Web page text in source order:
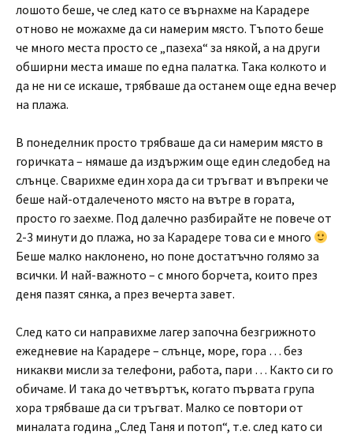
лошото беше, че след като се върнахме на Карадере
отново не можахме да си намерим място. Тъпото беше
че много места просто се „пазеха“ за някой, а на други
обширни места имаше по една палатка. Така колкото и
да не ни се искаше, трябваше да останем още една вечер
на плажа.
В понеделник просто трябваше да си намерим място в
горичката – нямаше да издържим още един следобед на
слънце. Сварихме един хора да си тръгват и въпреки че
беше най-отдалеченото място на вътре в гората,
просто го заехме. Под далечно разбирайте не повече от
2-3 минути до плажа, но за Карадере това си е много
Беше малко наклонено, но поне достатъчно голямо за
всички. И най-важното – с много борчета, които през
деня пазят сянка, а през вечерта завет.
След като си направихме лагер започна безгрижното
ежедневие на Карадере – слънце, море, гора … без
никакви мисли за телефони, работа, пари … Както си го
обичаме. И така до четвъртък, когато първата група
хора трябваше да си тръгват. Малко се повтори от
миналата година „След Таня и потоп“, т.е. след като си